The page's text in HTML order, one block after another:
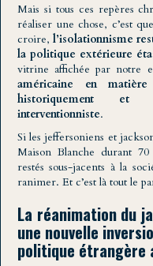
Mais si tous ces repères
réaliser une chose, c’est
croire, l’isolationnisme
la politique extérieure
vitrine affichée par notre
américaine en
historiquement et
interventionniste.
Si les jeffersoniens et
Maison Blanche durant 70
restés sous-jacents à la
ranimer. Et c’est là tout le
La réanimation du
une nouvelle
politique étrangère